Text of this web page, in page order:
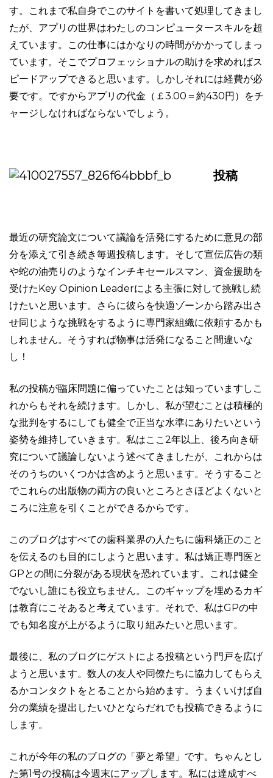
す。これまで私自身でこのサイトを書いて処理してきまし
たが、アプリの世界はわたしのコンピュータースキルを超
えています。この仕事にはかなりの時間がかかってしまっ
ています。そこでプロフェッショナルの助けを求めればス
ピードアップできると思います。しかしそれには経費が必
要です。ですからアプリの代金（￡3.00＝約430円）をチ
ャージしなければならないでしょう。
投稿
最近の研究論文について議論を活発にするために意見の部
分を添えて引き続き毎週投稿します。そして宣伝広告の類
や蛇の油売りのようなインチキセールスマン、資金援助を
受けたKey Opinion Leaderによる主張に対して挑戦し続
けたいと思います。さらに彼らを快適ゾーンから踏み出さ
せ同じような挑戦をするように専門家組織に依頼するかも
しれません。そうすれば物事は活発になること間違いな
し！
私の投稿が臨床問題に偏っていたことは知っていますしこ
れからもそれを続けます。しかし、私が望むことは積極的
な批判をするにしても健全で正当な水準にありたいという
姿勢を維持していきます。私はここ2年以上、後ろ向き研
究について議論しないよう述べてきましたが、これからは
そのうちのいくつかは含めようと思います。そうすること
でこれらの出版物の両方の良いところとさほどよくないと
ころに注意を引くことができるからです。
このブログはすべての歯科業界の人たちに歯科矯正のこと
を伝えるのも目的にしようと思います。私は矯正専門医と
GPとの間に分裂がある現状を恐れています。これは健全
でないし誰にも役立ちません。このギャップを埋めるカギ
は教育にこそあると考えています。それで、私はGPの中
でも知名度が上がるように取り組みたいと思います。
最後に、私のブログにゲストによる投稿という門戸を広げ
ようと思います。数人の友人や同僚たちに協力してもらえ
るかコンタクトをとることから始めます。うまくいけば自
分の業績を提出したいひとならだれでも投稿できるように
します。
これが今年の私のブログの「夢と希望」です。ちゃんとし
た第1号の投稿は今週末にアップします。私には達成すべ